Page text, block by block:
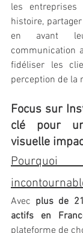
les
histoire,
en avant
communication
fidéliser les
perception de la
Focus sur
clé pour
visuelle
Pourquoi
Avec plus de
actifs en
plateforme de